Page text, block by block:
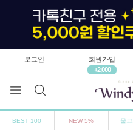
로그인
회원가입
+2,000
BEST 100 NEW 5% 물